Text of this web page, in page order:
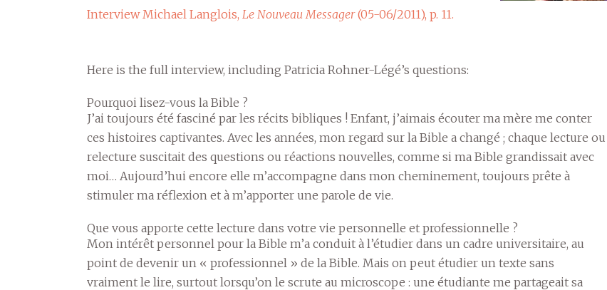
Interview Michael Langlois, Le Nouveau Messager(05-06/2011), p. 11.
Here is the full interview, including Patricia Rohner-Légé’s questions:
Pourquoi lisez-vous la Bible ?
J’ai toujours été fasciné par les récits bibliques ! Enfant, j’aimais écouter ma mère me conter
ces histoires captivantes. Avec les années, mon regard sur la Bible a changé ; chaque lecture ou
relecture suscitait des questions ou réactions nouvelles, comme si ma Bible grandissait avec
moi… Aujourd’hui encore elle m’accompagne dans mon cheminement, toujours prête à
stimuler ma réflexion et à m’apporter une parole de vie.
Que vous apporte cette lecture dans votre vie personnelle et professionnelle ?
Mon intérêt personnel pour la Bible m’a conduit à l’étudier dans un cadre universitaire, au
point de devenir un « professionnel » de la Bible. Mais on peut étudier un texte sans
vraiment le lire, surtout lorsqu’on le scrute au microscope : une étudiante me partageait sa